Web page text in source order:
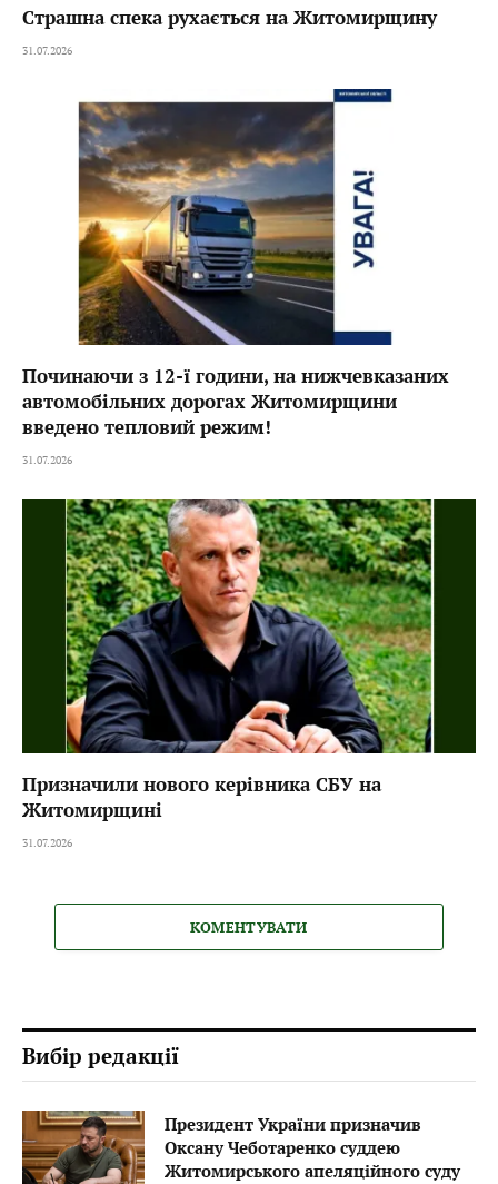
Страшна спека рухається на Житомирщину
31.07.2026
Починаючи з 12-ї години, на нижчевказаних
автомобільних дорогах Житомирщини
введено тепловий режим!
31.07.2026
Призначили нового керівника СБУ на
Житомирщині
31.07.2026
КОМЕНТУВАТИ
Вибір редакції
Президент України призначив
Оксану Чеботаренко суддею
Житомирського апеляційного суду